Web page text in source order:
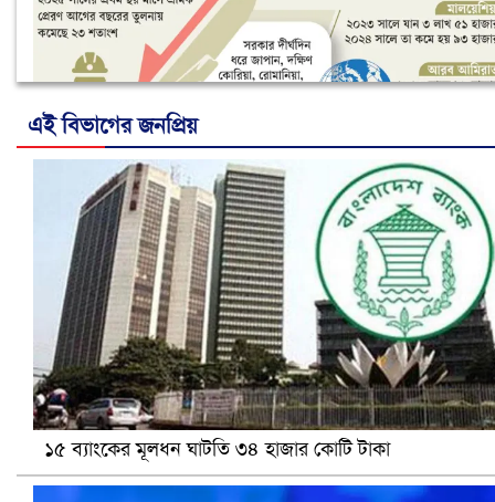
নানা সংকটে রিক্রুটিং এজেন্সি, হুমকির মুখে শ্রম রপ্তানি
এই বিভাগের জনপ্রিয়
১৫ ব্যাংকের মূলধন ঘাটতি ৩৪ হাজার কোটি টাকা